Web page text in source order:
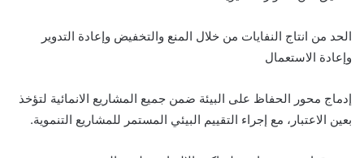
الحد من انتاج النفايات من خلال المنع والتخفيض وإعادة التدوير
وإعادة الاستعمال
إدماج محور الحفاظ على البيئة ضمن جميع المشاريع الانمائية لتؤخذ
بعين الاعتبار، مع إجراء التقييم البيئي المستمر للمشاريع التنموية.